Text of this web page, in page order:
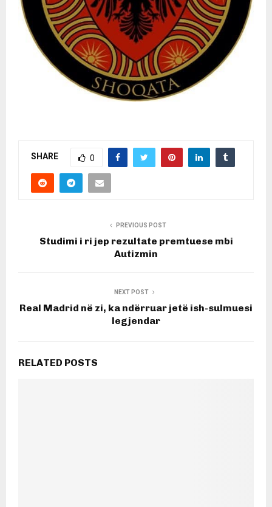
SHARE 0
PREVIOUS POST
Studimi i ri jep rezultate premtuese mbi
Autizmin
NEXT POST
Real Madrid në zi, ka ndërruar jetë ish-sulmuesi
legjendar
RELATED POSTS